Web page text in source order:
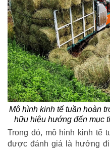
Mô hình kinh tế tuần hoàn
hữu hiệu hướng đến mục
Trong đó, mô hình kinh tế
được đánh giá là hướng